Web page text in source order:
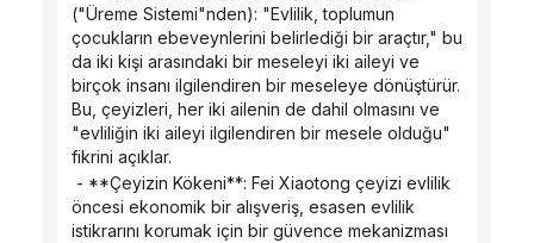
("Üreme Sistemi"nden): "Evlilik, toplumun
çocukların ebeveynlerini belirlediği bir araçtır," bu
da iki kişi arasındaki bir meseleyi iki aileyi ve
birçok insanı ilgilendiren bir meseleye dönüştürür.
Bu, çeyizleri, her iki ailenin de dahil olmasını ve
"evliliğin iki aileyi ilgilendiren bir mesele olduğu"
fikrini açıklar.
öncesi ekonomik bir alışveriş, esasen evlilik
istikrarını korumak için bir güvence mekanizması